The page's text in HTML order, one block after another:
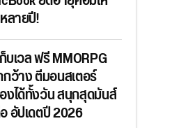
ลายปี!
บเวล ฟรี MMORPG
ว้าง ตีมอนสเตอร์
งได้ทั้งวัน สนุกสุดมันส์
อัปเดตปี 2026